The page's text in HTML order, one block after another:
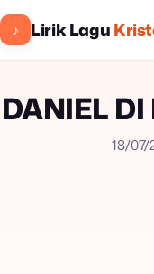
♪ Lirik Lagu
DANIEL
18/07/